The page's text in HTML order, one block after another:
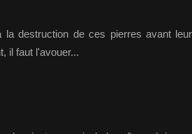
la destruction de ces pierres avant
il faut l'avouer...